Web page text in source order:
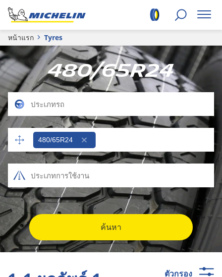
หน้าแรก Tyres
480/65R24
480/65R24
ค้นหา
ตัวกรอง